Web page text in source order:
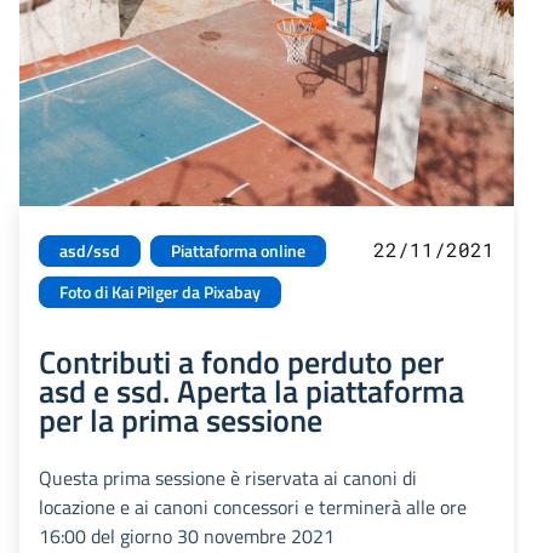
asd/ssd
Piattaforma online
Foto di Kai Pilger da Pixabay
22/11/2021
Contributi a fondo perduto per
asd e ssd. Aperta la piattaforma
per la prima sessione
Questa prima sessione è riservata ai canoni di
locazione e ai canoni concessori e terminerà alle ore
16:00 del giorno 30 novembre 2021